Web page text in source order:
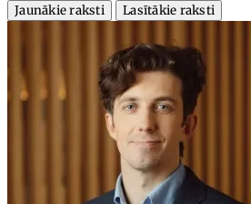
Jaunākie raksti
Lasītākie raksti